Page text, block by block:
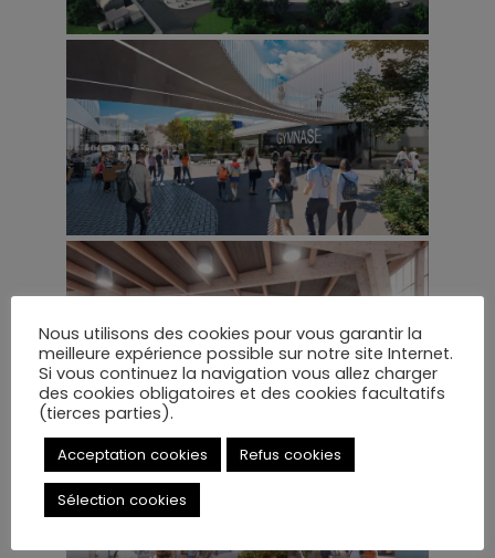
Nous utilisons des cookies pour vous garantir la
meilleure expérience possible sur notre site Internet.
Si vous continuez la navigation vous allez charger
des cookies obligatoires et des cookies facultatifs
(tierces parties).
Acceptation cookies Refus cookies
Sélection cookies